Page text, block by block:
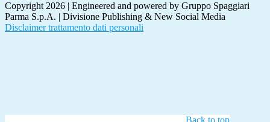
Copyright 2026 | Engineered and powered by Gruppo Spaggiari
Parma S.p.A. | Divisione Publishing & New Social Media
Disclaimer trattamento dati personali